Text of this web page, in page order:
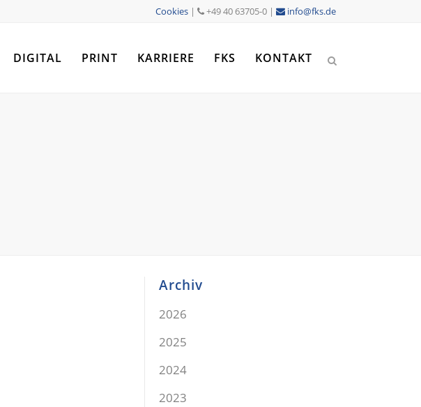
Cookies | +49 40 63705-0 | info@fks.de
DIGITAL PRINT KARRIERE FKS KONTAKT
Archiv
2026
2025
2024
2023